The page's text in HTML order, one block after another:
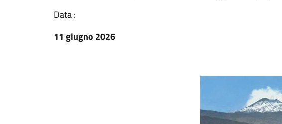
Data :
11 giugno 2026